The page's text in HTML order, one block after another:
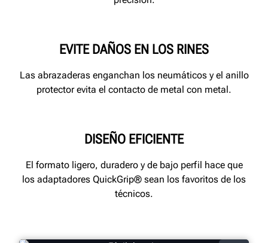
EVITE DAÑOS EN LOS RINES
Las abrazaderas enganchan los neumáticos y el anillo
protector evita el contacto de metal con metal.
DISEÑO EFICIENTE
El formato ligero, duradero y de bajo perfil hace que
los adaptadores QuickGrip® sean los favoritos de los
técnicos.